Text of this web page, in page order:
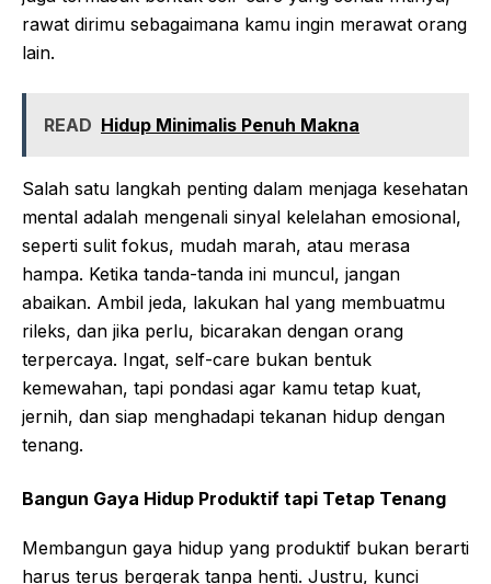
rawat dirimu sebagaimana kamu ingin merawat orang
lain.
READ Hidup Minimalis Penuh Makna
Salah satu langkah penting dalam menjaga kesehatan
mental adalah mengenali sinyal kelelahan emosional,
seperti sulit fokus, mudah marah, atau merasa
hampa. Ketika tanda-tanda ini muncul, jangan
abaikan. Ambil jeda, lakukan hal yang membuatmu
rileks, dan jika perlu, bicarakan dengan orang
terpercaya. Ingat, self-care bukan bentuk
kemewahan, tapi pondasi agar kamu tetap kuat,
jernih, dan siap menghadapi tekanan hidup dengan
tenang.
Bangun Gaya Hidup Produktif tapi Tetap Tenang
Membangun gaya hidup yang produktif bukan berarti
harus terus bergerak tanpa henti. Justru, kunci